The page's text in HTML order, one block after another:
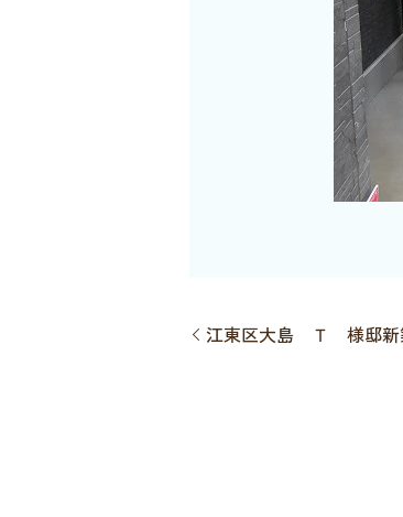
江東区大島 Ｔ 様邸新